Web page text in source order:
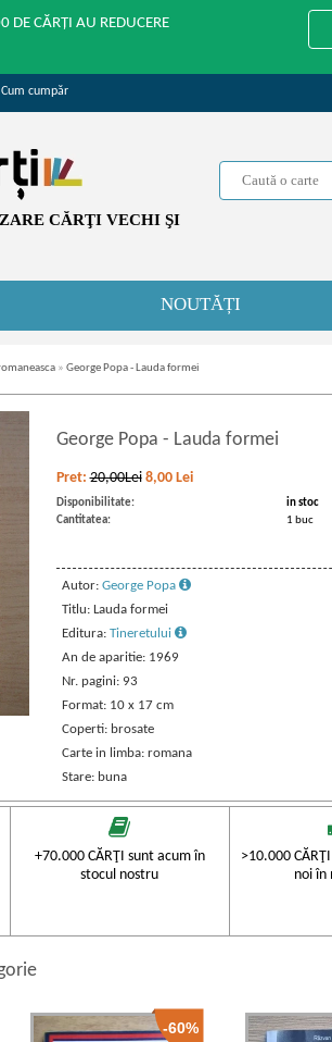
DE CĂRȚI AU REDUCERE
cumpăr
CĂRŢI VECHI ŞI
NOUTĂȚI
» George Popa - Lauda formei
George Popa - Lauda formei
Pret:20,00Lei 8,00 Lei
Disponibilitate:
in stoc
Cantitatea:
1 buc
Autor: George Popa
Titlu: Lauda formei
Editura: Tineretului
An de aparitie: 1969
Nr. pagini: 93
Format: 10 x 17 cm
Coperti: brosate
Carte in limba: romana
Stare: buna
+70.000 CĂRŢI sunt acum în
stocul nostru
>10.000
noi în
-60%